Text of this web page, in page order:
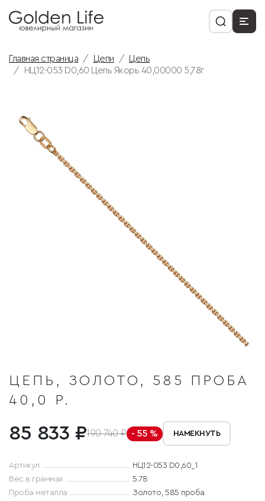
Главная страница Цепи
Цепь
НЦ12-053 D0,60 Цепь Якорь 40,00000 5,78г
ЦЕПЬ, ЗОЛОТО, 585 ПРОБА
40,0 Р.
85 833 ₽190 740 ₽ - 55 % НАМЕКНУТЬ
Артикул
НЦ12-053 D0,60_1
Вес в граммах
5.78
Проба металла
Золото, 585 проба